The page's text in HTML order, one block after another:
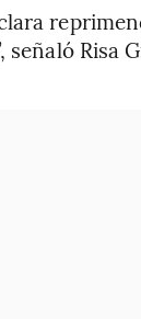
señaló Risa